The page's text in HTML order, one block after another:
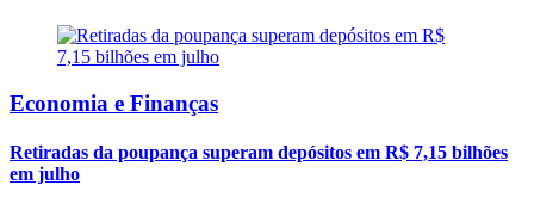
Economia e Finanças
Retiradas da poupança superam depósitos em R$ 7,15 bilhões
em julho